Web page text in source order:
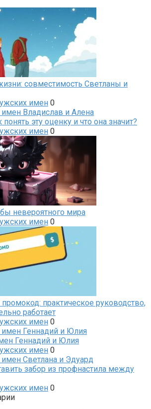
совместимость Светланы и
имен 0
понять эту оценку и что она значит?
имен 0
невероятного мира
имен 0
практическое руководство,
работает
имен 0
Геннадий и Юлия
имен 0
забор из профнастила между
имен 0